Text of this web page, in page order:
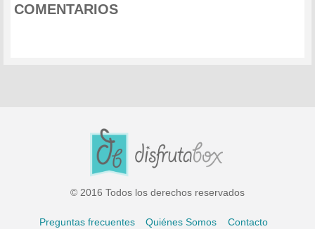
COMENTARIOS
© 2016 Todos los derechos reservados
Preguntas frecuentes Quiénes Somos
Contacto